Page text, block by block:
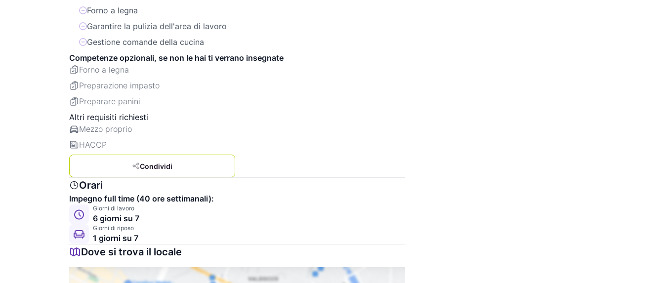
Forno a legna
Garantire la pulizia dell'area di lavoro
Gestione comande della cucina
Competenze opzionali, se non le hai ti verrano insegnate
Forno a legna
Preparazione impasto
Preparare panini
Altri requisiti richiesti
Mezzo proprio
HACCP
Condividi
Orari
Impegno full time (40 ore settimanali):
Giorni di lavoro
6 giorni su 7
Giorni di riposo
1 giorni su 7
Dove si trova il locale